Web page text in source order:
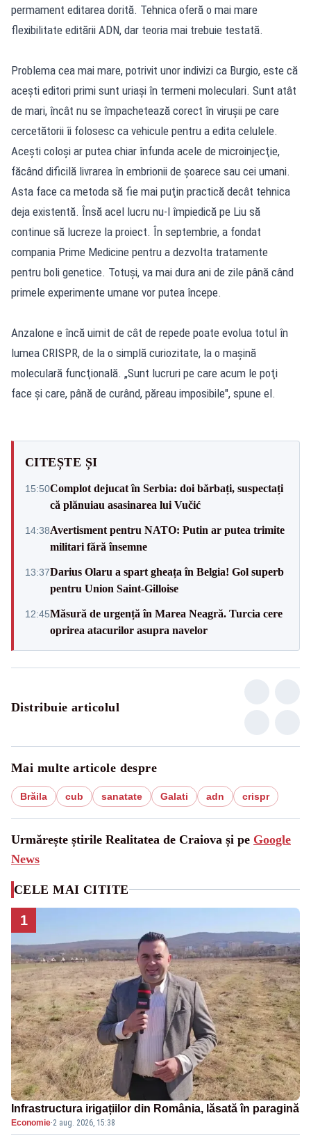
permament editarea dorită. Tehnica oferă o mai mare
flexibilitate editării ADN, dar teoria mai trebuie testată.
Problema cea mai mare, potrivit unor indivizi ca Burgio, este că
aceşti editori primi sunt uriaşi în termeni moleculari. Sunt atât
de mari, încât nu se împachetează corect în viruşii pe care
cercetătorii îi folosesc ca vehicule pentru a edita celulele.
Aceşti coloşi ar putea chiar înfunda acele de microinjecţie,
făcând dificilă livrarea în embrionii de şoarece sau cei umani.
Asta face ca metoda să fie mai puţin practică decât tehnica
deja existentă. Însă acel lucru nu-l împiedică pe Liu să
continue să lucreze la proiect. În septembrie, a fondat
compania Prime Medicine pentru a dezvolta tratamente
pentru boli genetice. Totuşi, va mai dura ani de zile până când
primele experimente umane vor putea începe.
Anzalone e încă uimit de cât de repede poate evolua totul în
lumea CRISPR, de la o simplă curiozitate, la o maşină
moleculară funcţională. „Sunt lucruri pe care acum le poţi
face şi care, până de curând, păreau imposibile", spune el.
CITEȘTE ȘI
15:50Complot dejucat în Serbia: doi bărbați, suspectați
că plănuiau asasinarea lui Vučić
14:38Avertisment pentru NATO: Putin ar putea trimite
militari fără însemne
13:37Darius Olaru a spart gheața în Belgia! Gol superb
pentru Union Saint-Gilloise
12:45Măsură de urgență în Marea Neagră. Turcia cere
oprirea atacurilor asupra navelor
Distribuie articolul
Mai multe articole despre
Brăila cub sanatate Galati adn crispr
Urmărește știrile Realitatea de Craiova și pe Google
News
CELE MAI CITITE
1
Infrastructura irigațiilor din România, lăsată în paragină
Economie·2 aug. 2026, 15:38